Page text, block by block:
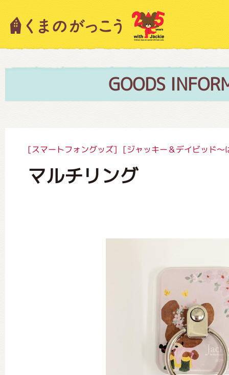
GOODS
[スマートフォングッズ] [ジャッキー＆デイビッド～
マルチリング
キャラクター紹介
絵本・作家紹介
グッズインフォメーション
ミュージカル・コンサート
おたのしみコンテンツ(クイズ・